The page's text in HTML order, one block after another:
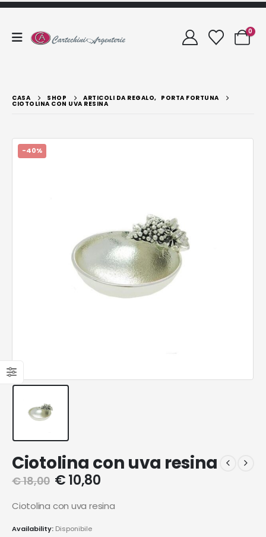
0
CASA SHOP ARTICOLI DA REGALO, PORTA FORTUNA
CIOTOLINA CON UVA RESINA
-40%
Ciotolina con uva resina
€18,00 €10,80
Ciotolina con uva resina
Availability: Disponibile